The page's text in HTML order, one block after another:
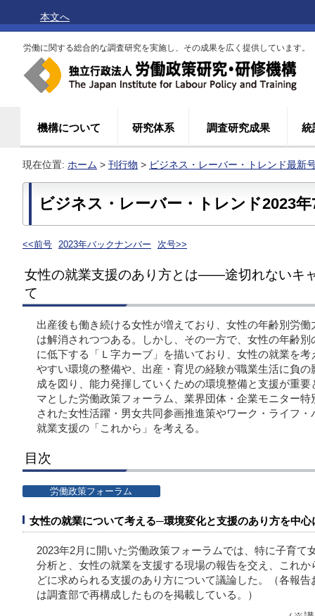
本文へ
労働に関する総合的な調査研究を実施し、その成果を広く提供しています。
機構について 研究体系 調査研究成果 統
現在位置: ホーム > 刊行物 > ビジネス・レーバー・トレンド最新
ビジネス・レーバー・トレンド2023年
<<前号 2023年バックナンバー 次号>>
女性の就業支援のあり方とは――途切れないキ
て
出産後も働き続ける女性が増えており、女性の年齢別労
は解消されつつある。しかし、その一方で、女性の年齢
に低下する「Ｌ字カーブ」を描いており、女性の就業を
やすい環境の整備や、出産・育児の経験が職業生活に負
成を図り、能力発揮していくための環境整備と支援が重
マとした労働政策フォーラム、業界団体・企業モニター
された女性活躍・男女共同参画推進策やワーク・ライフ
就業支援の「これから」を考える。
目次
労働政策フォーラム
女性の就業について考える─環境変化と支援のあり方を中
2023年2月に開いた労働政策フォーラムでは、特に子育て
分析と、女性の就業を支援する現場の報告を交え、これ
どに求められる支援のあり方について議論した。（各報
は調査部で再構成したものを掲載している。）